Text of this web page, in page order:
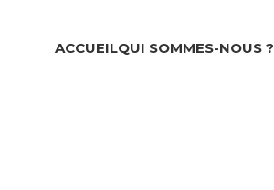
ACCUEILQUI SOMMES-NOUS ?